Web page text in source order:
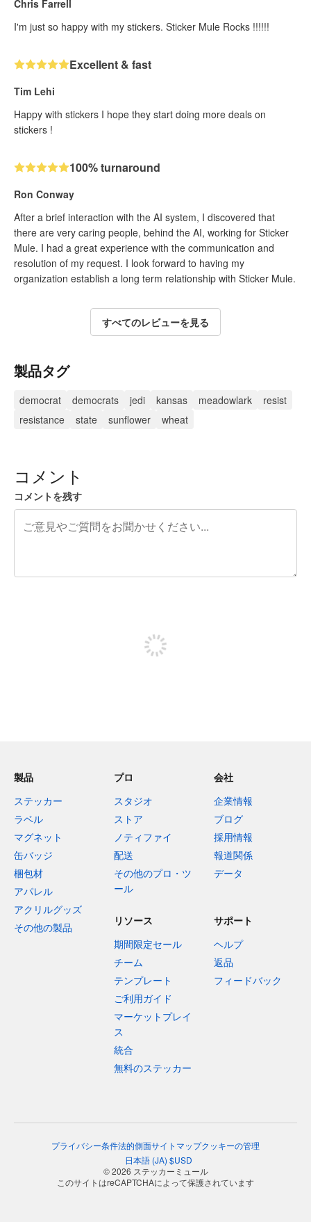
Chris Farrell
I'm just so happy with my stickers. Sticker Mule Rocks !!!!!!
Excellent & fast
Tim Lehi
Happy with stickers I hope they start doing more deals on
stickers !
100% turnaround
Ron Conway
After a brief interaction with the AI system, I discovered that
there are very caring people, behind the AI, working for Sticker
Mule. I had a great experience with the communication and
resolution of my request. I look forward to having my
organization establish a long term relationship with Sticker Mule.
すべてのレビューを見る
製品タグ
democrat democrats jedi kansas meadowlark
resist
resistance
state sunflower wheat
コメント
コメントを残す
製品
ステッカー
ラベル
マグネット
缶バッジ
梱包材
アパレル
アクリルグッズ
その他の製品
プロ
スタジオ
ストア
ノティファイ
配送
その他のプロ・ツ
ール
会社
企業情報
ブログ
採用情報
報道関係
データ
リソース
期間限定セール
チーム
テンプレート
ご利用ガイド
マーケットプレイ
ス
統合
無料のステッカー
サポート
ヘルプ
返品
フィードバック
プライバシー条件法的側面サイトマップクッキーの管理
日本語(JA) $USD
© 2026 ステッカーミュール
このサイトはreCAPTCHAによって保護されています